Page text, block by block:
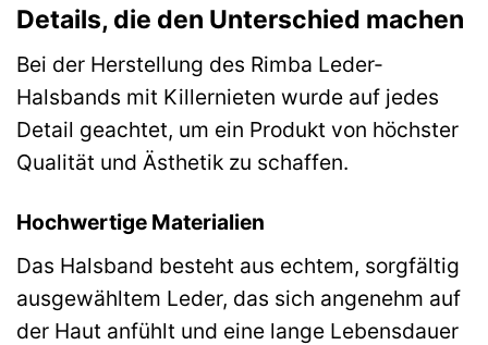
Details, die den Unterschied machen
Bei der Herstellung des Rimba Leder-
Halsbands mit Killernieten wurde auf jedes
Detail geachtet, um ein Produkt von höchster
Qualität und Ästhetik zu schaffen.
Hochwertige Materialien
Das Halsband besteht aus echtem, sorgfältig
ausgewähltem Leder, das sich angenehm auf
der Haut anfühlt und eine lange Lebensdauer